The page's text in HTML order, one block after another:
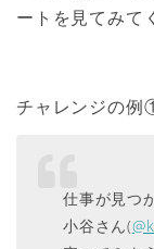
ートを見てみて
チャレンジの
仕事が見つ
小谷さん(